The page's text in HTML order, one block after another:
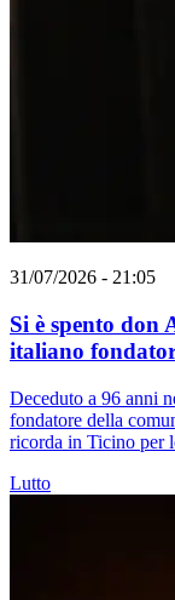
31/07/2026 - 21:05
Si è spento don
italiano
Deceduto a 96 anni
fondatore della
ricorda in Ticino per
Lutto